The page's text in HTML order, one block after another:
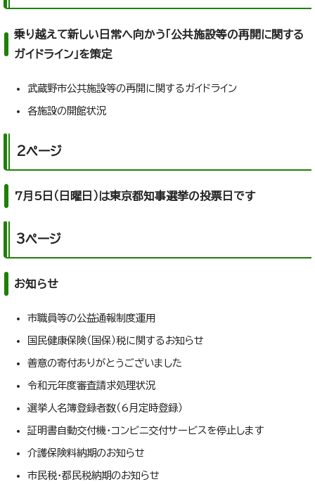
乗り越えて新しい日常へ向かう「公共施設等の再開に関する
ガイドライン」を策定
武蔵野市公共施設等の再開に関するガイドライン
各施設の開館状況
2ページ
7月5日（日曜日）は東京都知事選挙の投票日です
3ページ
お知らせ
市職員等の公益通報制度運用
国民健康保険（国保）税に関するお知らせ
善意の寄付ありがとうございました
令和元年度審査請求処理状況
選挙人名簿登録者数（6月定時登録）
証明書自動交付機・コンビニ交付サービスを停止します
介護保険料納期のお知らせ
市民税・都民税納期のお知らせ